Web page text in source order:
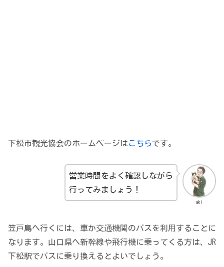
下松市観光協会のホームページはこちらです。
aki
営業時間をよく確認しながら
行ってみましょう！
笠戸島へ行くには、車か交通機関のバスを利用することに
なります。山口県へ新幹線や飛行機に乗ってくる方は、JR
下松駅でバスに乗り換えるとよいでしょう。